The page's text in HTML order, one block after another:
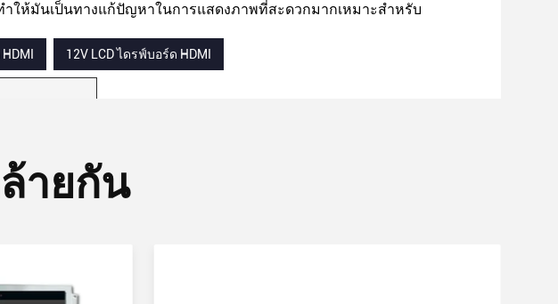
ให้มันเป็นทางแก้ปัญหาในการแสดงภาพที่สะดวกมากเหมาะสําหรับ
กเซล
12V LCD ไดรฟ์บอร์ด HDMI
ายกัน